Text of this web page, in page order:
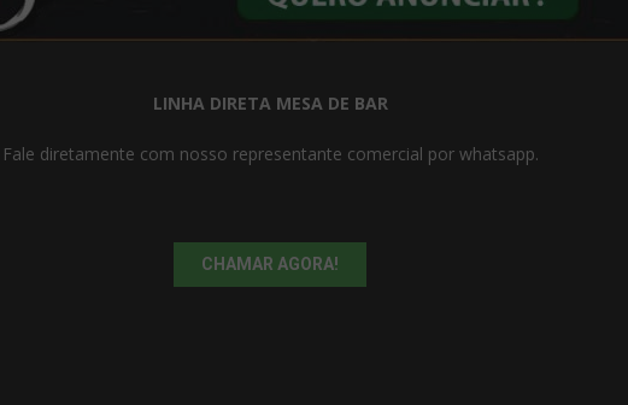
LINHA DIRETA MESA DE BAR
Fale diretamente com nosso representante comercial por whatsapp.
CHAMAR AGORA!